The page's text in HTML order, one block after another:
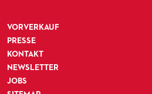
VORVERKAUF
PRESSE
KONTAKT
NEWSLETTER
JOBS